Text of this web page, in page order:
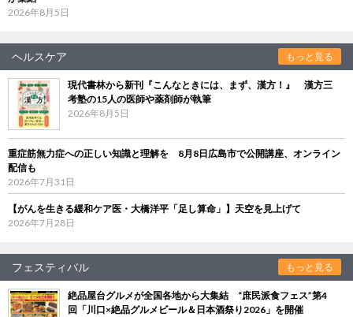
2026年8月5日
ヘルスケア もっと見る
現代書林から新刊『こんなときには、まず、漢方！』 漢方三
考塾の15人の医師や薬剤師が執筆
2026年8月5日
重症筋無力症への正しい知識と理解を 8月8日広島市で公開講座、オンライン
配信も
2026年7月31日
【がんを生きる緩和ケア医・大橋洋平「足し算命」】天空を見上げて
2026年7月28日
フェスティバル もっと見る
絶品屋台グルメが全国各地から大集結 “庶民派食フェス”第4
回「川口×絶品グルメビール＆日本酒祭り2026」を開催